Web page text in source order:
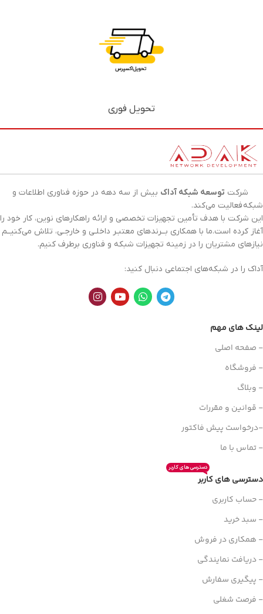
تحویل فوری
شرکت توسعه شبکه آداک بیش از سه دهه در حوزه فناوری اطلاعات و
شبکهفعالیت می‌کند.
این شرکت با هدف تأمین تجهیزات تخصصی و ارائه راهکارهای نوین، کار خود را
آغاز کرده است.ما با همکاری بــرندهای معتبـر داخلـی و خارجـی، تلاش می‌کنیــم
نیازهای مشتریان را در زمینه تجهیزات شبکه و فناوری برطرف کنیم.
آداک را در شبکه‌های اجتماعی دنبال کنید:
لینک های مهم
- صفحه اصلی
- فروشگاه
- وبلاگ
- قوانین و مقررات
-درخواست پیش فاکتور
- تماس با ما
دسترسی های کاربر
دسترسی های کاربر
- حساب کاربری
- سبد خرید
- همکاری در فروش
- دریافت نمایندگی
- پیگیری سفارش
- فرصت شغلی